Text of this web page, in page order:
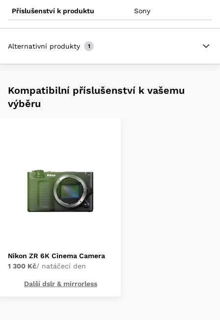
Příslušenství k produktu Sony
Alternativní produkty 1
Kompatibilní příslušenství k vašemu
výběru
Nikon ZR 6K Cinema Camera
1 300 Kč/ natáčecí den
Další dslr & mirrorless